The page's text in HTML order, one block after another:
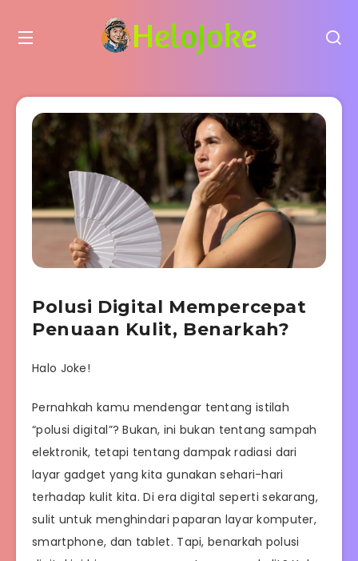
Polusi Digital Mempercepat
Penuaan Kulit, Benarkah?
Halo Joke!
Pernahkah kamu mendengar tentang istilah
“polusi digital”? Bukan, ini bukan tentang sampah
elektronik, tetapi tentang dampak radiasi dari
layar gadget yang kita gunakan sehari-hari
terhadap kulit kita. Di era digital seperti sekarang,
sulit untuk menghindari paparan layar komputer,
smartphone, dan tablet. Tapi, benarkah polusi